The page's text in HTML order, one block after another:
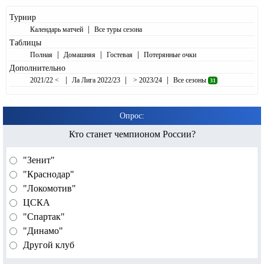
Турнир
Календарь матчей | Все туры сезона
Таблицы
Полная | Домашняя | Гостевая | Потерянные очки
Дополнительно
2021/22 < | Ла Лига 2022/23 | > 2023/24 | Все сезоны 31
Опрос:
Кто станет чемпионом России?
"Зенит"
"Краснодар"
"Локомотив"
ЦСКА
"Спартак"
"Динамо"
Другой клуб